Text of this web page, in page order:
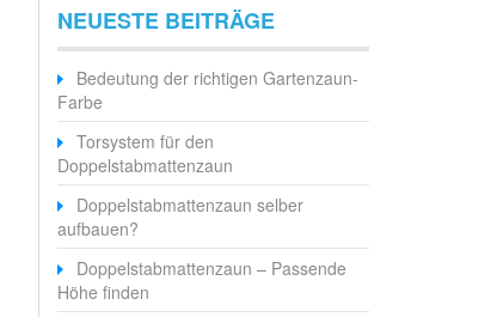
NEUESTE BEITRÄGE
Bedeutung der richtigen Gartenzaun-
Farbe
Torsystem für den
Doppelstabmattenzaun
Doppelstabmattenzaun selber
aufbauen?
Doppelstabmattenzaun – Passende
Höhe finden